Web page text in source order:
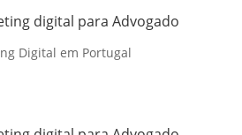
digital para Advogado
Digital em Portugal